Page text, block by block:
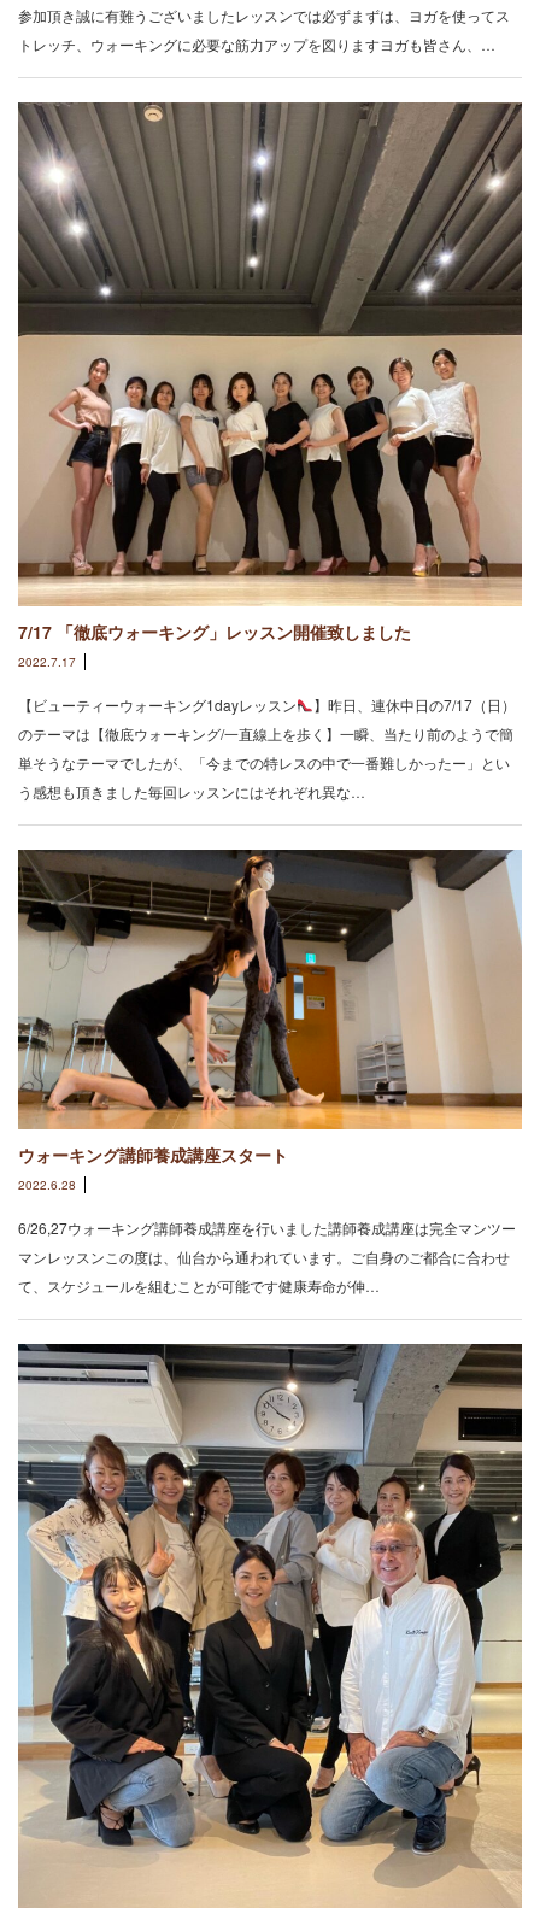
参加頂き誠に有難うございましたレッスンでは必ずまずは、ヨガを使ってス
トレッチ、ウォーキングに必要な筋力アップを図りますヨガも皆さん、…
7/17 「徹底ウォーキング」レッスン開催致しました
2022.7.17
【ビューティーウォーキング1dayレッスン
】昨日、連休中日の7/17（日）
のテーマは【徹底ウォーキング/一直線上を歩く】一瞬、当たり前のようで簡
単そうなテーマでしたが、⁡「今までの特レスの中で一番難しかったー」とい
う感想も頂きました⁡毎回レッスンにはそれぞれ異な…
ウォーキング講師養成講座スタート
2022.6.28
6/26,27ウォーキング講師養成講座を行いました講師養成講座は完全マンツー
マンレッスンこの度は、仙台から通われています。ご自身のご都合に合わせ
て、スケジュールを組むことが可能です健康寿命が伸…